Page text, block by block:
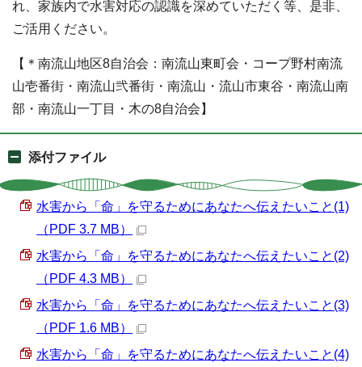
れ、家族内で水害対応の認識を深めていただく等、是非、
ご活用ください。
【＊南流山地区8自治会：南流山東町会・コープ野村南流
山壱番街・南流山弐番街・南流山・流山市東谷・南流山南
部・南流山一丁目・木の8自治会】
添付ファイル
水害から「命」を守るためにあなたへ伝えたいこと(1)
（PDF 3.7 MB）
水害から「命」を守るためにあなたへ伝えたいこと(2)
（PDF 4.3 MB）
水害から「命」を守るためにあなたへ伝えたいこと(3)
（PDF 1.6 MB）
水害から「命」を守るためにあなたへ伝えたいこと(4)